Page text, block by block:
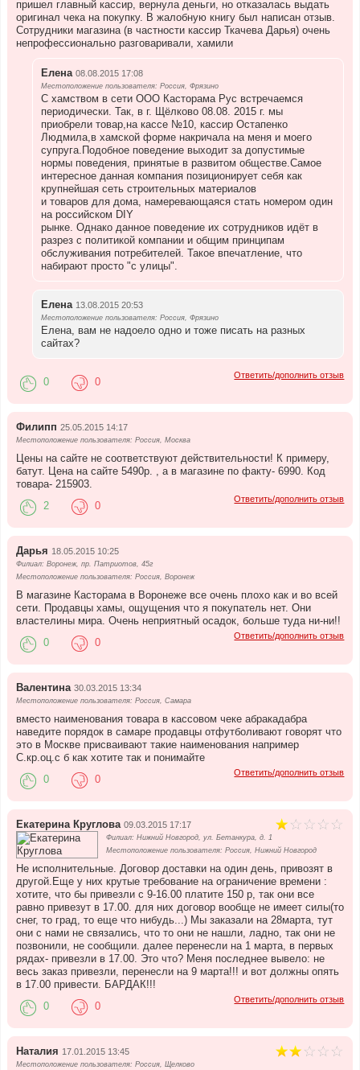
пришел главный кассир, вернула деньги, но отказалась выдать
оригинал чека на покупку. В жалобную книгу был написан отзыв.
Сотрудники магазина (в частности кассир Ткачева Дарья) очень
непрофессионально разговаривали, хамили
Елена 08.08.2015 17:08
Местоположение пользователя: Россия, Фрязино
С хамством в сети ООО Касторама Рус встречаемся
периодически. Так, в г. Щёлково 08.08. 2015 г. мы
приобрели товар,на кассе №10, кассир Остапенко
Людмила,в хамской форме накричала на меня и моего
супруга.Подобное поведение выходит за допустимые
нормы поведения, принятые в развитом обществе.Самое
интересное данная компания позиционирует себя как
крупнейшая сеть строительных материалов
и товаров для дома, намеревающаяся стать номером один
на российском DIY
рынке. Однако данное поведение их сотрудников идёт в
разрез с политикой компании и общим принципам
обслуживания потребителей. Такое впечатление, что
набирают просто "с улицы".
Елена 13.08.2015 20:53
Местоположение пользователя: Россия, Фрязино
Елена, вам не надоело одно и тоже писать на разных
сайтах?
Ответить/дополнить отзыв
0 0
Филипп 25.05.2015 14:17
Местоположение пользователя: Россия, Москва
Цены на сайте не соответствуют действительности! К примеру,
батут. Цена на сайте 5490р. , а в магазине по факту- 6990. Код
товара- 215903.
Ответить/дополнить отзыв
2 0
Дарья 18.05.2015 10:25
Филиал: Воронеж, пр. Патриотов, 45г
Местоположение пользователя: Россия, Воронеж
В магазине Касторама в Воронеже все очень плохо как и во всей
сети. Продавцы хамы, ощущения что я покупатель нет. Они
властелины мира. Очень неприятный осадок, больше туда ни-ни!!
Ответить/дополнить отзыв
0 0
Валентина 30.03.2015 13:34
Местоположение пользователя: Россия, Самара
вместо наименования товара в кассовом чеке абракадабра
наведите порядок в самаре продавцы отфутболивают говорят что
это в Москве присваивают такие наименования например
С.кр.оц.с б как хотите так и понимайте
Ответить/дополнить отзыв
0 0
Екатерина Круглова 09.03.2015 17:17
Филиал: Нижний Новгород, ул. Бетанкура, д. 1
Местоположение пользователя: Россия, Нижний Новгород
Не исполнительные. Договор доставки на один день, привозят в
другой.Еще у них крутые требование на ограничение времени :
хотите, что бы привезли с 9-16.00 платите 150 р, так они все
равно привезут в 17.00. для них договор вообще не имеет силы(то
снег, то град, то еще что нибудь...) Мы заказали на 28марта, тут
они с нами не связались, что то они не нашли, ладно, так они не
позвонили, не сообщили. далее перенесли на 1 марта, в первых
рядах- привезли в 17.00. Это что? Меня последнее вывело: не
весь заказ привезли, перенесли на 9 марта!!! и вот должны опять
в 17.00 привести. БАРДАК!!!
Ответить/дополнить отзыв
0 0
Наталия 17.01.2015 13:45
Местоположение пользователя: Россия, Щелково